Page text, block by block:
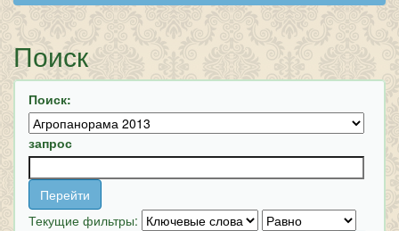
Поиск
Поиск:
запрос
Текущие фильтры: